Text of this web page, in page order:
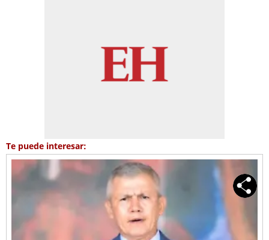
Te puede interesar: